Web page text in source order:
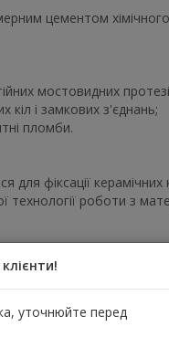
цементом хімічного
мостовидних
кіл і замкових з'єднань;
пломби.
для фіксації
технології роботи з
попаданні на слизову
тощо). Загальні
уточнюйте перед